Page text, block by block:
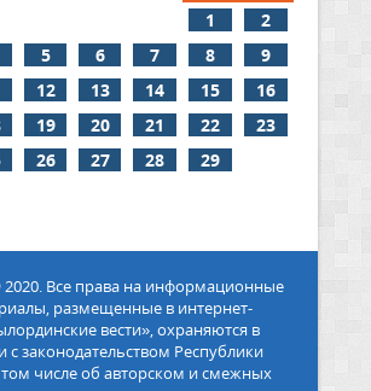
1
2
5 6 7 8
9
12 13 14 15
16
19 20 21 22
23
26 27 28 29
Все права на информационные
размещенные в интернет-
вести», охраняются в
с законодательством Республики
том числе об авторском и смежных